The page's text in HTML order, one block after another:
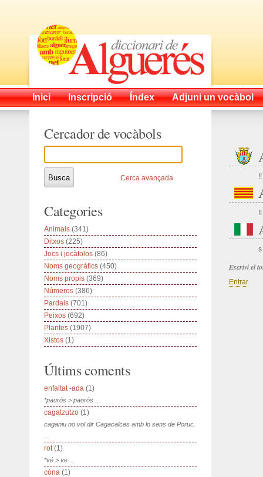
Inici Inscripció Índex Adjuni un vocàbol
!!
!!
s
Escrivi el
Entrar
Cercador de vocàbols
Cerca avançada
Categories
Animals (341)
Ditxos (225)
Jocs i jocàtolos (86)
Noms geogràfics (450)
Noms propis (369)
Números (386)
Pardals (701)
Peixos (692)
Plantes (1907)
Xistos (1)
Últims coments
enfaltat -ada (1)
*paurós > paorós ...
cagatzutzo (1)
caganiu no vol dir Cagacalces amb lo sens de Poruc.
rot(1)
*vé > ve ...
còna (1)